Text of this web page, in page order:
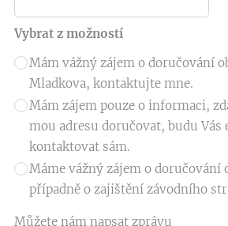
Vybrat z možností
Mám vážný zájem o doručování
Mladkova, kontaktujte mne.
Mám zájem pouze o informaci,
mou adresu doručovat, budu Vás
kontaktovat sám.
Máme vážný zájem o doručování
případně o zajištění závodního
Můžete nám napsat zprávu